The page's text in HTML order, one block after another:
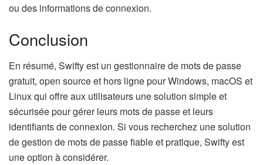
ou des informations de connexion.
Conclusion
En résumé, Swifty est un gestionnaire de mots de passe
gratuit, open source et hors ligne pour Windows, macOS et
Linux qui offre aux utilisateurs une solution simple et
sécurisée pour gérer leurs mots de passe et leurs
identifiants de connexion. Si vous recherchez une solution
de gestion de mots de passe fiable et pratique, Swifty est
une option à considérer.